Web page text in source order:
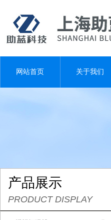
网站首页 关于我们
产品展示
PRODUCT DISPLAY